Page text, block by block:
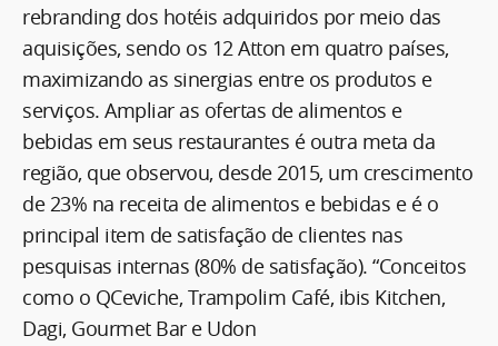
rebranding dos hotéis adquiridos por meio das
aquisições, sendo os 12 Atton em quatro países,
maximizando as sinergias entre os produtos e
serviços. Ampliar as ofertas de alimentos e
bebidas em seus restaurantes é outra meta da
região, que observou, desde 2015, um crescimento
de 23% na receita de alimentos e bebidas e é o
principal item de satisfação de clientes nas
pesquisas internas (80% de satisfação). “Conceitos
como o QCeviche, Trampolim Café, ibis Kitchen,
Dagi, Gourmet Bar e Udon